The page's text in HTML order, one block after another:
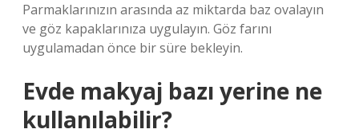
Parmaklarınızın arasında az miktarda baz ovalayın
ve göz kapaklarınıza uygulayın. Göz farını
uygulamadan önce bir süre bekleyin.
Evde makyaj bazı yerine ne
kullanılabilir?